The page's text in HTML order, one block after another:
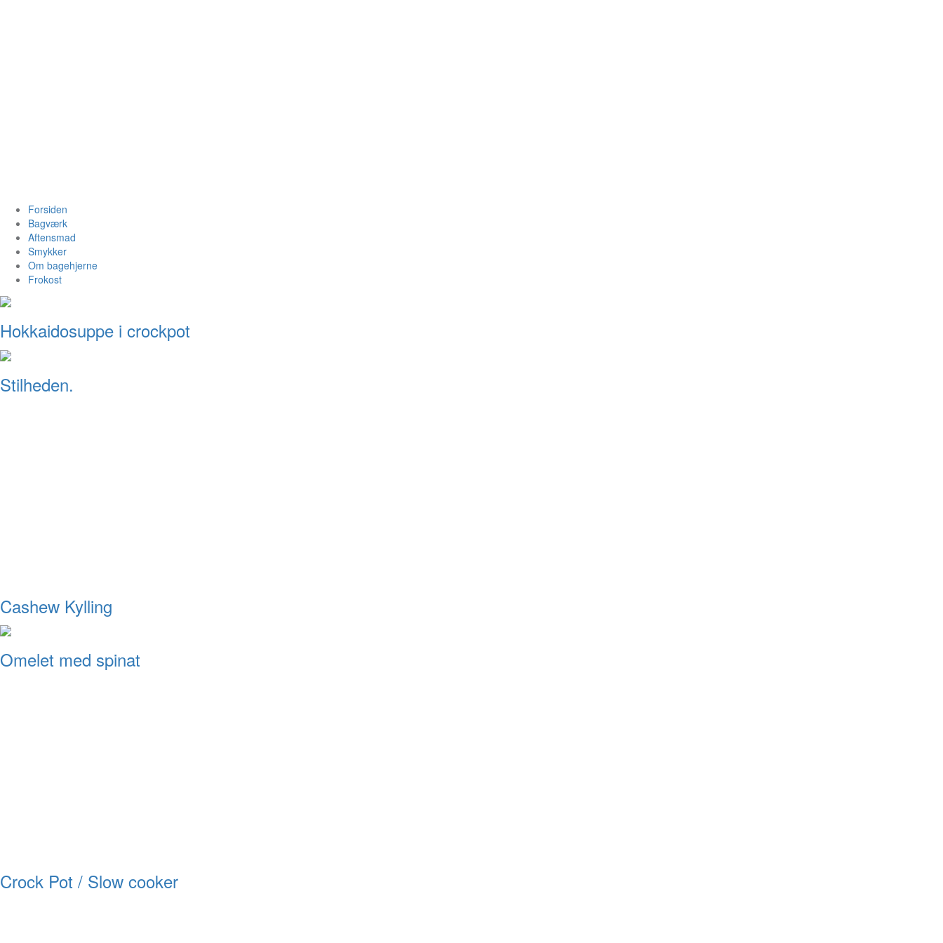
Forsiden
Bagværk
Aftensmad
Smykker
Om bagehjerne
Frokost
Hokkaidosuppe i crockpot
Stilheden.
Cashew Kylling
Omelet med spinat
Crock Pot / Slow cooker